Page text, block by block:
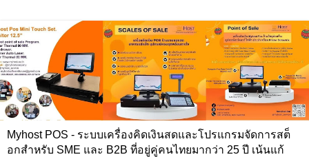
Myhost POS - ระบบเครื่องคิดเงินสดและโปรแกรมจัดการสต็
อกสำหรับ SME และ B2B ที่อยู่คู่คนไทยมากว่า 25 ปี เน้นแก้